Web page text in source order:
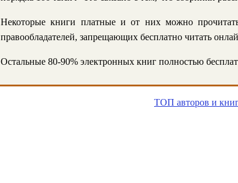
Некоторые книги платные и от них можно
правообладателей, запрещающих бесплатно читать
Остальные 80-90% электронных книг полностью
ТОП авторов и